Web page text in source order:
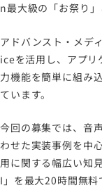
n最大級の「お祭り」
アドバンスト・メデ
iceを活用し、アプリ
力機能を簡単に組み
ています。
今回の募集では、音
わせた実装事例を中
用に関する幅広い知
I」を最大20時間無料